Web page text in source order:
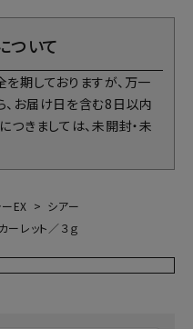
ついて
期しておりますが、万一
、お届け日を含む8日以内
つきましては、未開封・未
ーEX
シアー
ーレット／３ｇ